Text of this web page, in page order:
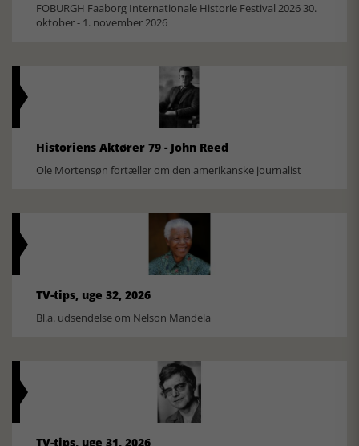
FOBURGH Faaborg Internationale Historie Festival 2026 30.
oktober - 1. november 2026
Historiens Aktører 79 - John Reed
Ole Mortensøn fortæller om den amerikanske journalist
TV-tips, uge 32, 2026
Bl.a. udsendelse om Nelson Mandela
TV-tips, uge 31, 2026